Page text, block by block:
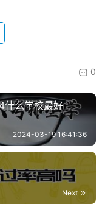
0
什么学校最好
2024-03-19 16:41:36
Next